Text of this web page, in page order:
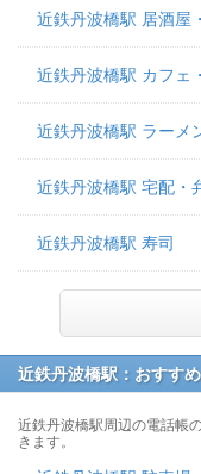
近鉄丹波橋駅 居酒屋
近鉄丹波橋駅 カフェ
近鉄丹波橋駅 ラーメ
近鉄丹波橋駅 宅配・
近鉄丹波橋駅 寿司
近鉄丹波橋駅：おすす
近鉄丹波橋駅周辺の電話帳
きます。